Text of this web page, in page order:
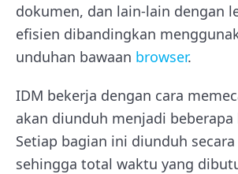
dokumen, dan lain-lain dengan
efisien dibandingkan
unduhan bawaan browser.
IDM bekerja dengan cara
akan diunduh menjadi beberapa
Setiap bagian ini diunduh
sehingga total waktu yang